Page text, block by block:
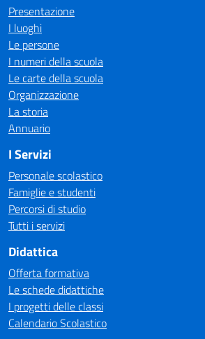
Presentazione
I luoghi
Le persone
I numeri della scuola
Le carte della scuola
Organizzazione
La storia
Annuario
I Servizi
Personale scolastico
Famiglie e studenti
Percorsi di studio
Tutti i servizi
Didattica
Offerta formativa
Le schede didattiche
I progetti delle classi
Calendario Scolastico